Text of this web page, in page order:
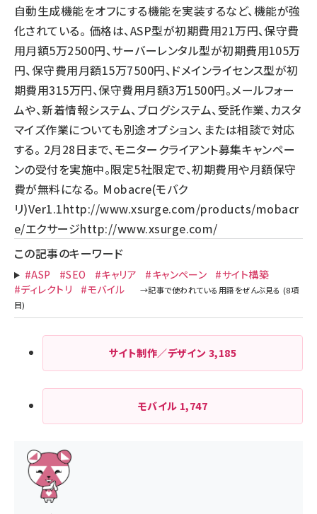
自動生成機能をオフにする機能を実装するなど、機能が強
化されている。 価格は、ASP型が初期費用21万円、保守費
用月額5万2500円、サーバーレンタル型が初期費用105万
円、保守費用月額15万7500円、ドメインライセンス型が初
期費用315万円、保守費用月額3万1500円。メールフォー
ムや、新着情報システム、ブログシステム、受託作業、カスタ
マイズ作業についても別途オプション、または相談で対応
する。 2月28日まで、モニタークライアント募集キャンペー
ンの受付を実施中。限定5社限定で、初期費用や月額保守
費が無料になる。 Mobacre(モバク
リ)Ver1.1http://www.xsurge.com/products/mobacr
e/エクサージhttp://www.xsurge.com/
この記事のキーワード
#ASP #SEO #キャリア #キャンペーン
#サイト構築
#ディレクトリ
#モバイル
サイト制作／デザイン 3,185
モバイル 1,747